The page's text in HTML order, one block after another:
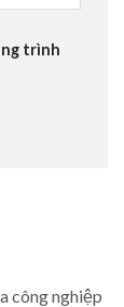
trình
công nghiệp